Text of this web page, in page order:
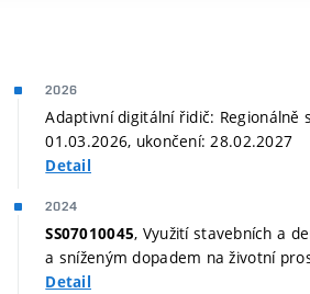
2026
Adaptivní digitální řidič:
01.03.2026, ukončení: 28.02.2027
Detail
2024
SS07010045, Využití stavebních a
a sníženým dopadem na životní
Detail